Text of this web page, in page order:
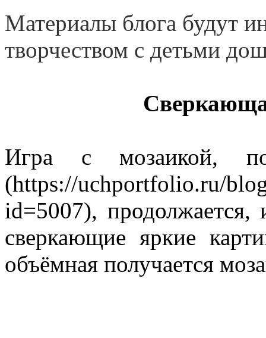
Материалы блога будут
творчеством с детьми
Игра с мозаикой,
(https://uchportfolio.ru/
id=5007), продолжается,
сверкающие яркие
объёмная получается